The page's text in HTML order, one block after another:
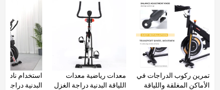
تمرين ركوب الدراجات في
الأماكن المغلقة واللياقة
معدات رياضية معدات
اللياقة البدنية دراجة الغزل
استخدام نادي
البدنية دراجة